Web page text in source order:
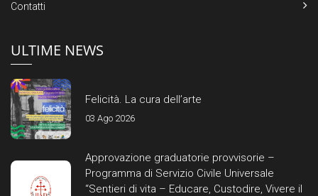
Contatti
ULTIME NEWS
Felicità. La cura dell’arte
03 Ago 2026
Approvazione graduatorie provvisorie –
Programma di Servizio Civile Universale
“Sentieri di vita – Educare, Custodire, Vivere il